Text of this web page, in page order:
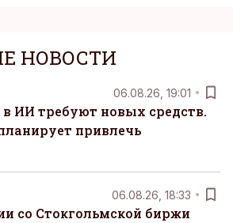
НОВОСТИ
06.08.26, 19:01
ИИ требуют новых средств.
привлечь
06.08.26, 18:33
со Стокгольмской биржи